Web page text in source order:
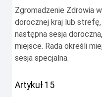
Zgromadzenie Zdrowia
dorocznej kraj lub
następna sesja
miejsce. Rada określi
sesja specjalna.
Artykuł 15